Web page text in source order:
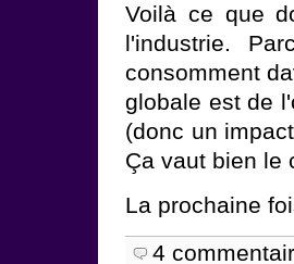
Voilà ce que
l'industrie.
consomment
globale est de
(donc un
Ça vaut bien le
La prochaine
4